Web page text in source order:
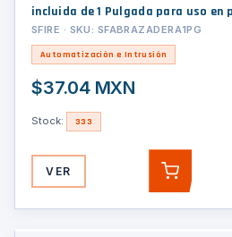
incluida de 1 Pulgada para uso en
SFIRE · SKU: SFABRAZADERA1PG
Automatización e Intrusión
$37.04 MXN
Stock: 333
VER AGREGAR